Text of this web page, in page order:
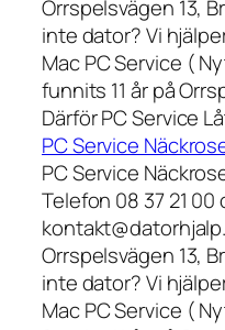
Orrspelsvägen 13,
inte dator? Vi
Mac PC Service (
funnits 11 år på
Därför PC Service
PC Service
PC Service
Telefon 08 37 21
Orrspelsvägen 13,
inte dator? Vi
Mac PC Service (